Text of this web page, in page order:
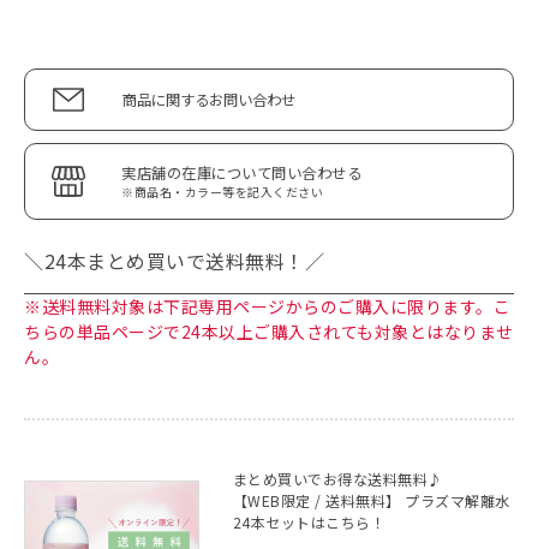
商品に関するお問い合わせ
実店舗の在庫について問い合わせる
※商品名・カラー等を記入ください
＼24本まとめ買いで送料無料！／
※送料無料対象は下記専用ページからのご購入に限ります。こ
ちらの単品ページで24本以上ご購入されても対象とはなりませ
ん。
まとめ買いでお得な送料無料♪
【WEB限定 / 送料無料】 プラズマ解離水
24本セットはこちら！